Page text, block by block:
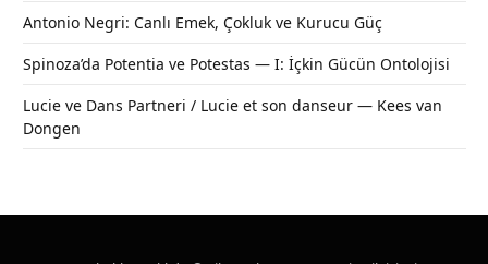
Antonio Negri: Canlı Emek, Çokluk ve Kurucu Güç
Spinoza’da Potentia ve Potestas — I: İçkin Gücün Ontolojisi
Lucie ve Dans Partneri / Lucie et son danseur — Kees van
Dongen